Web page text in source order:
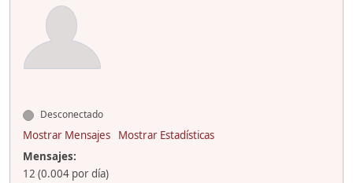
Desconectado
Mostrar Mensajes
Mostrar Estadísticas
Mensajes:
12 (0.004 por día)